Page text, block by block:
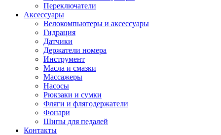
Переключатели
Аксессуары
Велокомпьютеры и аксессуары
Гидрация
Датчики
Держатели номера
Инструмент
Масла и смазки
Массажеры
Насосы
Рюкзаки и сумки
Фляги и флягодержатели
Фонари
Шипы для педалей
Контакты